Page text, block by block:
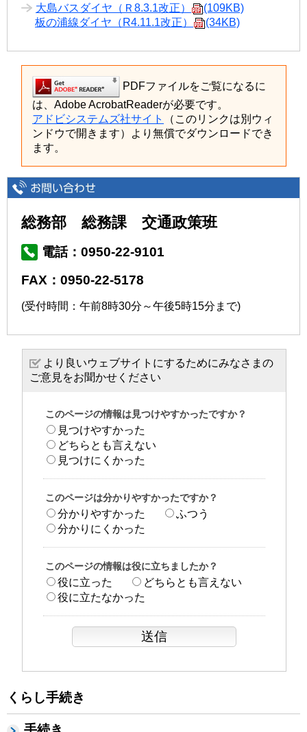
くらし手続き
大島バスダイヤ（Ｒ8.3.1改正）
(109KB)
板の浦線ダイヤ（R4.11.1改正）
(34KB)
PDFファイルをご覧になるに
は、Adobe AcrobatReaderが必要です。
アドビシステムズ社サイト
（このリンクは別ウィ
ンドウで開きます）より無償でダウンロードでき
ます。
総務部 総務課 交通政策班
電話：0950-22-9101
FAX：0950-22-5178
(受付時間：午前8時30分～午後5時15分まで)
より良いウェブサイトにするためにみなさまの
ご意見をお聞かせください
このページの情報は見つけやすかったですか？
見つけやすかった
どちらとも言えない
見つけにくかった
このページは分かりやすかったですか？
分かりやすかった
ふつう
分かりにくかった
このページの情報は役に立ちましたか？
役に立った
どちらとも言えない
役に立たなかった